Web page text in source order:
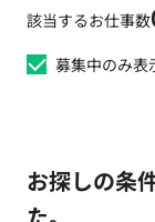
該当するお仕事数
募集中のみ表
お探しの条